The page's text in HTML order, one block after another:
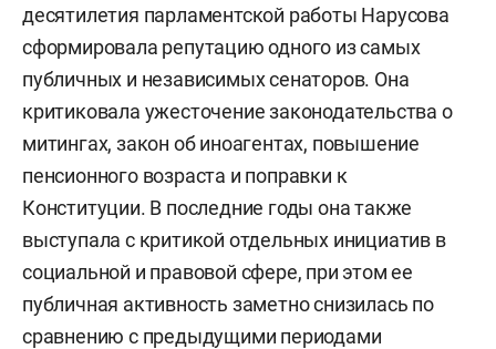
десятилетия парламентской работы Нарусова
сформировала репутацию одного из самых
публичных и независимых сенаторов. Она
критиковала ужесточение законодательства о
митингах, закон об иноагентах, повышение
пенсионного возраста и поправки к
Конституции. В последние годы она также
выступала с критикой отдельных инициатив в
социальной и правовой сфере, при этом ее
публичная активность заметно снизилась по
сравнению с предыдущими периодами